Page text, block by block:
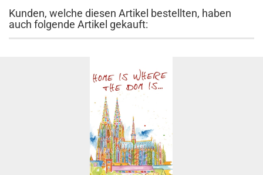
Kunden, welche diesen Artikel bestellten, haben
auch folgende Artikel gekauft: